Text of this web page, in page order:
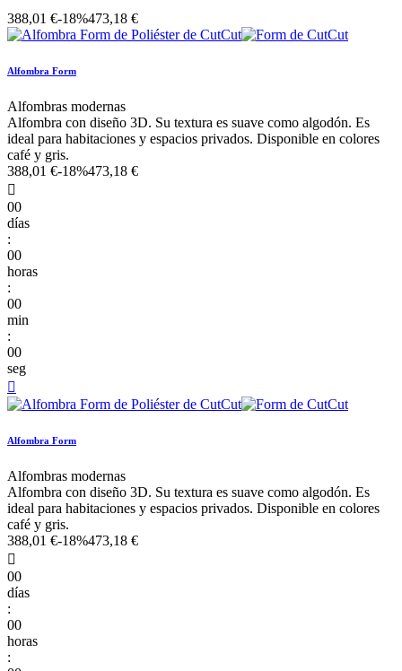
388,01 €-18%473,18 €
Alfombra Form
Alfombras modernas
Alfombra con diseño 3D. Su textura es suave como algodón. Es
ideal para habitaciones y espacios privados. Disponible en colores
café y gris.
388,01 €-18%473,18 €

00
días
:
00
horas
:
00
min
:
00
seg

Alfombra Form
Alfombras modernas
Alfombra con diseño 3D. Su textura es suave como algodón. Es
ideal para habitaciones y espacios privados. Disponible en colores
café y gris.
388,01 €-18%473,18 €

00
días
:
00
horas
: